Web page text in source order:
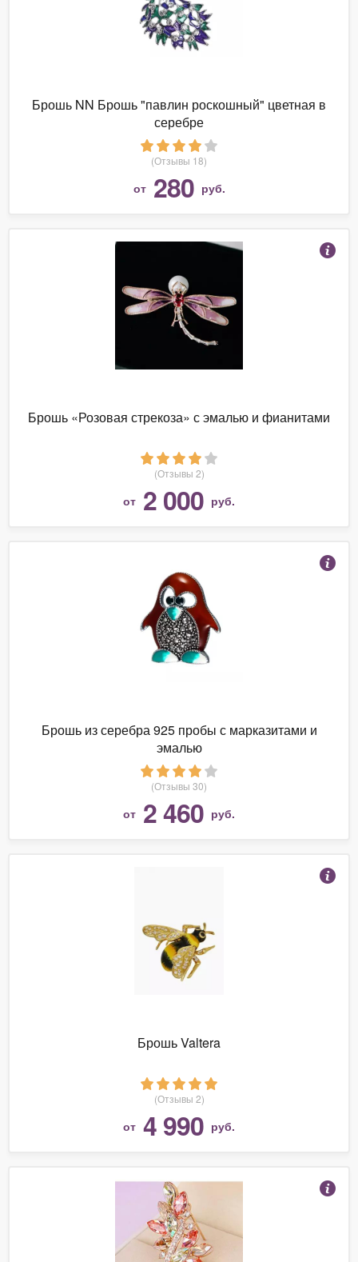
Брошь NN Брошь "павлин роскошный" цветная в
серебре
(Отзывы 18)
от 280 руб.
Брошь «Розовая стрекоза» с эмалью и фианитами
(Отзывы 2)
от 2 000 руб.
Брошь из серебра 925 пробы с марказитами и
эмалью
(Отзывы 30)
от 2 460 руб.
Брошь Valtera
(Отзывы 2)
от 4 990 руб.